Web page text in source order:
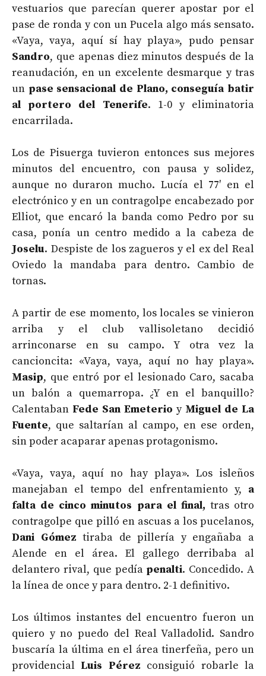
vestuarios que parecían querer apostar por el
pase de ronda y con un Pucela algo más sensato.
«Vaya, vaya, aquí sí hay playa», pudo pensar
Sandro, que apenas diez minutos después de la
reanudación, en un excelente desmarque y tras
un pase sensacional de Plano, conseguía batir
al portero del Tenerife. 1-0 y eliminatoria
encarrilada.
Los de Pisuerga tuvieron entonces sus mejores
minutos del encuentro, con pausa y solidez,
aunque no duraron mucho. Lucía el 77′ en el
electrónico y en un contragolpe encabezado por
Elliot, que encaró la banda como Pedro por su
casa, ponía un centro medido a la cabeza de
Joselu. Despiste de los zagueros y el ex del Real
Oviedo la mandaba para dentro. Cambio de
tornas.
A partir de ese momento, los locales se vinieron
arriba y el club vallisoletano decidió
arrinconarse en su campo. Y otra vez la
cancioncita: «Vaya, vaya, aquí no hay playa».
Masip, que entró por el lesionado Caro, sacaba
un balón a quemarropa. ¿Y en el banquillo?
Calentaban Fede San Emeterio y Miguel de La
Fuente, que saltarían al campo, en ese orden,
sin poder acaparar apenas protagonismo.
«Vaya, vaya, aquí no hay playa». Los isleños
manejaban el tempo del enfrentamiento y, a
falta de cinco minutos para el final, tras otro
contragolpe que pilló en ascuas a los pucelanos,
Dani Gómez tiraba de pillería y engañaba a
Alende en el área. El gallego derribaba al
delantero rival, que pedía penalti. Concedido. A
la línea de once y para dentro. 2-1 definitivo.
Los últimos instantes del encuentro fueron un
quiero y no puedo del Real Valladolid. Sandro
buscaría la última en el área tinerfeña, pero un
providencial Luis Pérez consiguió robarle la